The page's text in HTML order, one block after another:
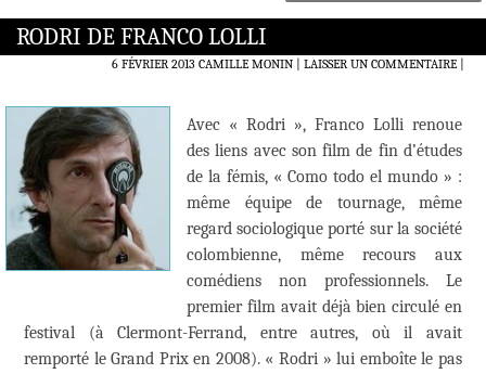
RODRI DE FRANCO LOLLI
6 FÉVRIER 2013 CAMILLE MONIN LAISSER UN COMMENTAIRE|
Avec « Rodri », Franco Lolli renoue
des liens avec son film de fin d’études
de la fémis, « Como todo el mundo » :
même équipe de tournage, même
regard sociologique porté sur la société
colombienne, même recours aux
comédiens non professionnels. Le
premier film avait déjà bien circulé en
festival (à Clermont-Ferrand, entre autres, où il avait
remporté le Grand Prix en 2008). « Rodri » lui emboîte le pas